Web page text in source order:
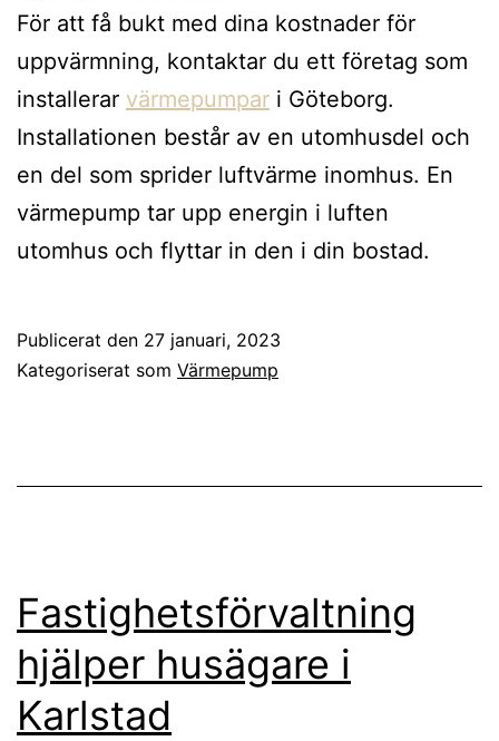
För att få bukt med dina kostnader för
uppvärmning, kontaktar du ett företag som
installerar värmepumpar i Göteborg.
Installationen består av en utomhusdel och
en del som sprider luftvärme inomhus. En
värmepump tar upp energin i luften
utomhus och flyttar in den i din bostad.
Publicerat den 27 januari, 2023
Kategoriserat som Värmepump
Fastighetsförvaltning
hjälper husägare i
Karlstad